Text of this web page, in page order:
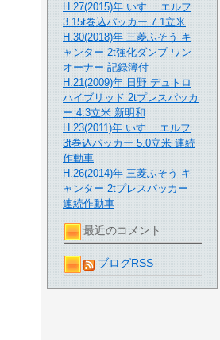
H.27(2015)年 いすゞ エルフ
3.15t巻込パッカー 7.1立米
H.30(2018)年 三菱ふそう キ
ャンター 2t強化ダンプ ワン
オーナー 記録簿付
H.21(2009)年 日野 デュトロ
ハイブリッド 2tプレスパッカ
ー 4.3立米 新明和
H.23(2011)年 いすゞ エルフ
3t巻込パッカー 5.0立米 連続
作動車
H.26(2014)年 三菱ふそう キ
ャンター 2tプレスパッカー
連続作動車
最近のコメント
ブログRSS